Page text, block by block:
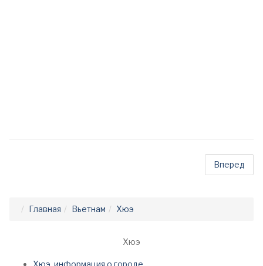
Вперед
Главная Вьетнам Хюэ
Хюэ
Хюэ, информация о городе